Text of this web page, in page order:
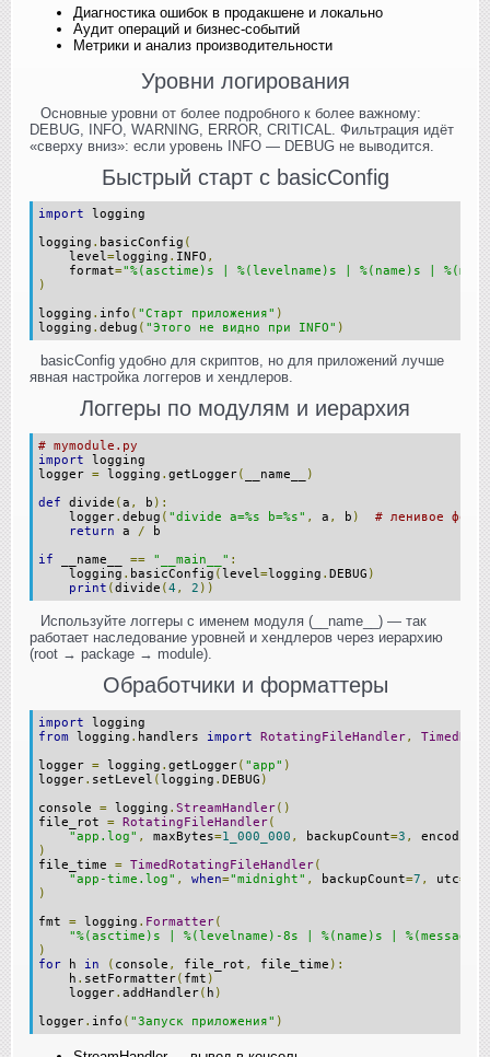
Диагностика ошибок в продакшене и локально
Аудит операций и бизнес‑событий
Метрики и анализ производительности
Уровни логирования
Основные уровни от более подробного к более важному:
DEBUG, INFO, WARNING, ERROR, CRITICAL. Фильтрация идёт
«сверху вниз»: если уровень INFO — DEBUG не выводится.
Быстрый старт с basicConfig
import logging
logging . basicConfig (
level=logging . INFO ,
format="%(asctime)s | %(levelname)s | %(name)s |
)
logging . info ( "Старт приложения" )
logging . debug ( "Этого не видно при INFO" )
basicConfig удобно для скриптов, но для приложений лучше
явная настройка логгеров и хендлеров.
Логгеры по модулям и иерархия
# mymodule.py
import logging
logger = logging . getLogger( __name__
)
def divide ( a , b ):
logger. debug ( "divide a=%s b=%s" , a , b )
# ленивое
return a / b
if __name__ == "__main__" :
logging . basicConfig ( level=logging . DEBUG )
print ( divide ( 4 , 2 ))
Используйте логгеры с именем модуля (__name__) — так
работает наследование уровней и хендлеров через иерархию
(root → package → module).
Обработчики и форматтеры
import logging
from logging . handlers import RotatingFileHandler,
logger = logging . getLogger( "app" )
logger. setLevel (logging . DEBUG )
console = logging . StreamHandler()
file_rot = RotatingFileHandler(
"app.log" , maxBytes=1_000_000 , backupCount=3 , encoding
)
file_time = TimedRotatingFileHandler(
"app-time.log" , when="midnight" , backupCount=7 , utc=
)
fmt = logging . Formatter(
"%(asctime)s | %(levelname)-8s | %(name)s |
)
for h in ( console , file_rot , file_time ):
h . setFormatter( fmt )
logger. addHandler( h )
logger. info ( "Запуск приложения" )